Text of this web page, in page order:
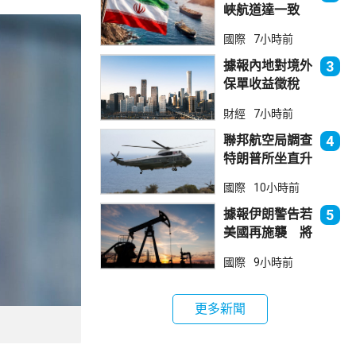
峽航道達一致
海
國際 7小時前
據報內地對境外
保單收益徵稅
倫敦股價急跌
3
財經 7小時前
聯邦航空局調查
特朗普所坐直升
全事件
4
國際 10小時前
據報伊朗警告若
美國再施襲 將
能源設施
5
國際 9小時前
更多新聞